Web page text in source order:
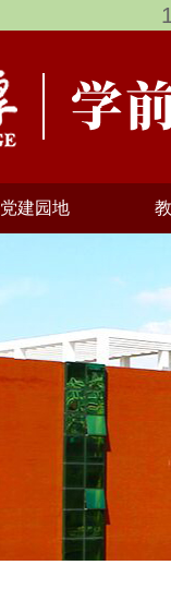
党建园地